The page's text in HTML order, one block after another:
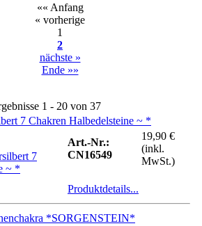
«« Anfang
« vorherige
1
2
nächste »
Ende »»
1 - 20 von 37
7 Chakren Halbedelsteine ~ *
Art.-Nr.:
CN16549
19,90 €
(inkl.
MwSt.)
Produktdetails...
*SORGENSTEIN*